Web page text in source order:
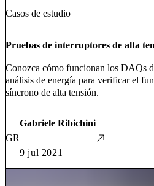
Casos de estudio
Pruebas de interruptores de alta
Conozca cómo funcionan los DAQs
análisis de energía para verificar el
síncrono de alta tensión.
GR
Gabriele Ribichini
9 jul 2021